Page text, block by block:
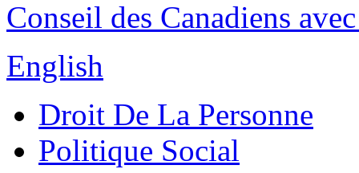
Conseil des Canadiens
English
Droit De La Personne
Politique Social